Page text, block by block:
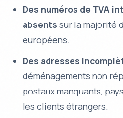
Des numéros de TVA
absents sur la majorité
européens.
Des adresses
déménagements non
postaux manquants,
les clients étrangers.